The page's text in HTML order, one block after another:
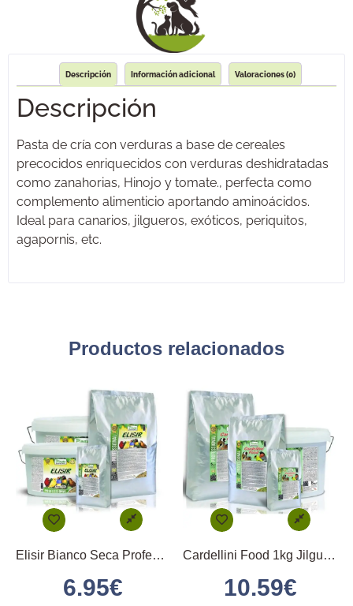
Descripción Información adicional Valoraciones (0)
Descripción
Pasta de cría con verduras a base de cereales
precocidos enriquecidos con verduras deshidratadas
como zanahorias, Hinojo y tomate., perfecta como
complemento alimenticio aportando aminoácidos.
Ideal para canarios, jilgueros, exóticos, periquitos,
agapornis, etc.
Productos relacionados
Elisir Bianco Seca Profesional 1kg Pineta
6.95€
Cardellini Food 1kg Jilgueros Cardenalitos y Spinus Pineta
10.59€